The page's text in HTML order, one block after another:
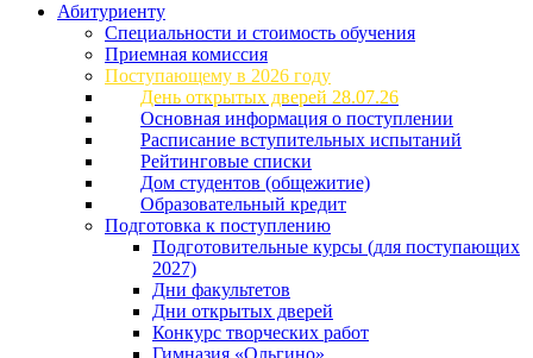
Абитуриенту
Специальности и стоимость обучения
Приемная комиссия
Поступающему в 2026 году
День открытых дверей 28.07.26
Основная информация о поступлении
Расписание вступительных испытаний
Рейтинговые списки
Дом студентов (общежитие)
Образовательный кредит
Подготовка к поступлению
Подготовительные курсы (для поступающих
2027)
Дни факультетов
Дни открытых дверей
Конкурс творческих работ
Гимназия «Ольгино»